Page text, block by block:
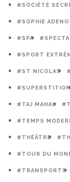
#SOCIÉTÉ
#SOPHIE
#SPA
#SPORT
#ST NICOLAS
#TAJ MAHAL
#TEMPS
#THÉÂTRE
#TOUR DU
#TRANSPORTS